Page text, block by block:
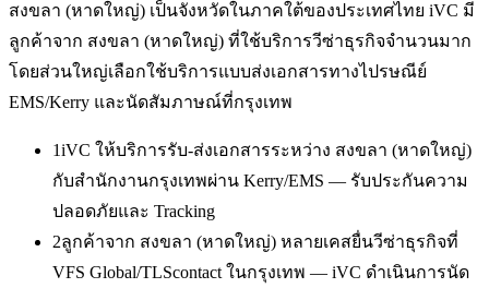
สงขลา (หาดใหญ่) เป็นจังหวัดในภาคใต้ของประเทศไทย iVC มี
ลูกค้าจาก สงขลา (หาดใหญ่) ที่ใช้บริการวีซ่าธุรกิจจำนวนมาก
โดยส่วนใหญ่เลือกใช้บริการแบบส่งเอกสารทางไปรษณีย์
EMS/Kerry และนัดสัมภาษณ์ที่กรุงเทพ
1iVC ให้บริการรับ-ส่งเอกสารระหว่าง สงขลา (หาดใหญ่)
กับสำนักงานกรุงเทพผ่าน Kerry/EMS — รับประกันความ
ปลอดภัยและ Tracking
2ลูกค้าจาก สงขลา (หาดใหญ่) หลายเคสยื่นวีซ่าธุรกิจที่
VFS Global/TLScontact ในกรุงเทพ — iVC ดำเนินการนัด